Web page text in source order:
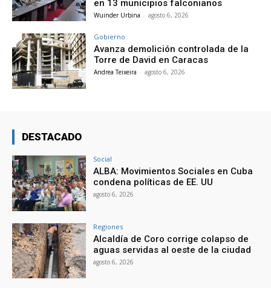
en 13 municipios falconianos
Wuinder Urbina - agosto 6, 2026
Gobierno
Avanza demolición controlada de la
Torre de David en Caracas
Andrea Teixeira - agosto 6, 2026
DESTACADO
Social
ALBA: Movimientos Sociales en Cuba
condena políticas de EE. UU
agosto 6, 2026
Regiones
Alcaldía de Coro corrige colapso de
aguas servidas al oeste de la ciudad
agosto 6, 2026